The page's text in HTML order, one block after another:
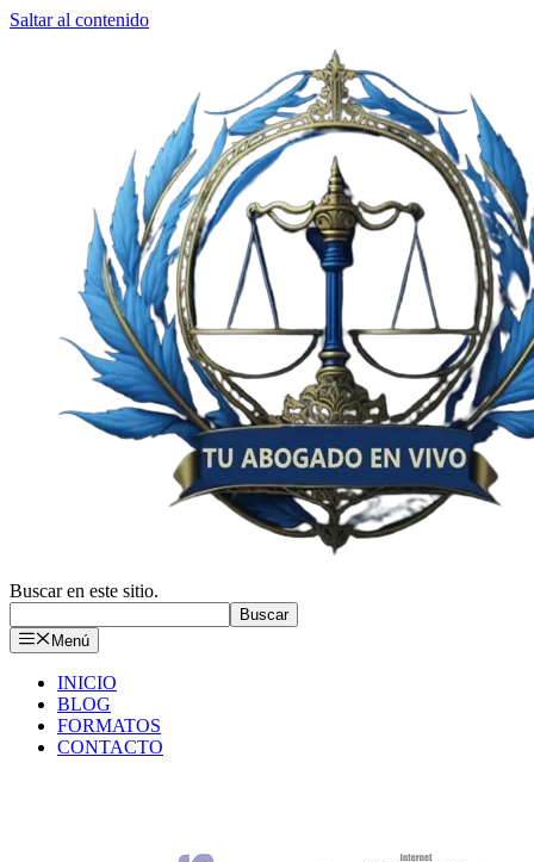
Saltar al contenido
Buscar en este sitio.
Buscar
Menú
INICIO
BLOG
FORMATOS
CONTACTO